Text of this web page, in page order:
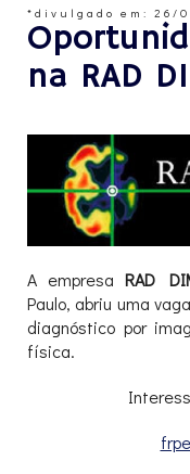
*divulgado em: 26/
na RAD
A empresaRAD
Paulo, abriu uma
diagnóstico por
física.